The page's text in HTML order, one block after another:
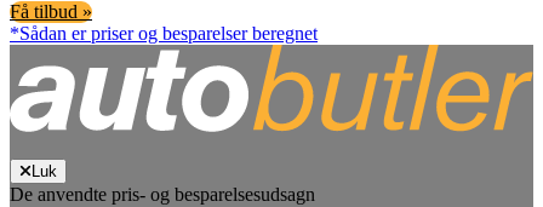
Få tilbud »
*Sådan er priser og besparelser beregnet
Luk
De anvendte pris- og besparelsesudsagn